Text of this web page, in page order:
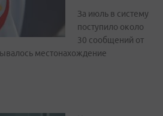
За июль в систему
поступило около
30 сообщений от
местонахождение